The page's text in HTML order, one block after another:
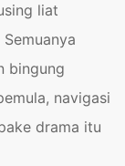
liat
bingung
navigasi
drama itu